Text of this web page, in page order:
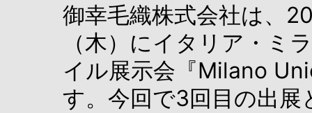
御幸毛織株式会社は、
（木）にイタリア・ミ
イル展示会『Milano
す。今回で3回目の出展